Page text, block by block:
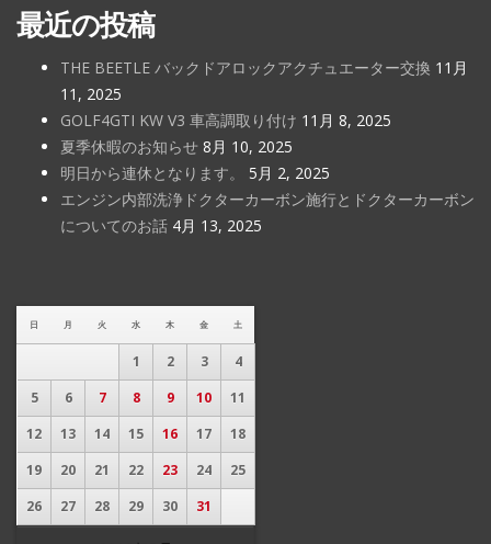
最近の投稿
THE BEETLE バックドアロックアクチュエーター交換 11月
11, 2025
GOLF4GTI KW V3 車高調取り付け 11月 8, 2025
夏季休暇のお知らせ 8月 10, 2025
明日から連休となります。
5月 2, 2025
エンジン内部洗浄ドクターカーボン施行とドクターカーボン
についてのお話 4月 13, 2025
日 月 火 水 木 金 土
1 2 3
4
5
6 7 8 9 10
11
12
13 14 15 16 17
18
19
20 21 22 23 24
25
26
27 28 29 30 31